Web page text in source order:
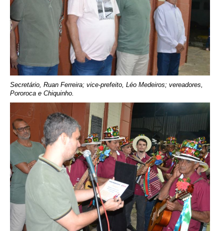
Secretário, Ruan Ferreira; vice-prefeito, Léo Medeiros; vereadores,
Pororoca e Chiquinho.